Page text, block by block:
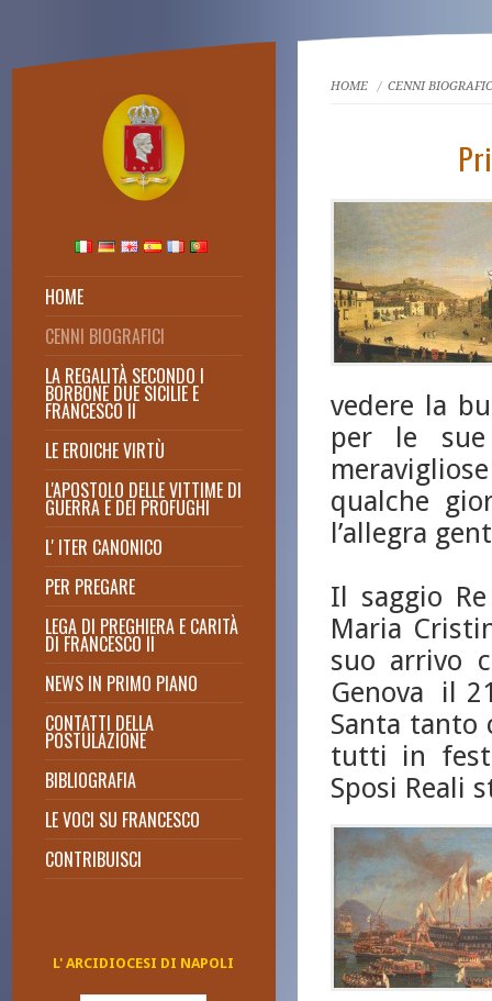
HOME
CENNI BIOGRAFICI
Dagli scritti di Don Massimo
Cuofano
LA REGALITÀ SECONDO I
BORBONE DUE SICILIE E
FRANCESCO II
LE EROICHE VIRTÙ
L'APOSTOLO DELLE VITTIME DI
GUERRA E DEI PROFUGHI
L' ITER CANONICO
PER PREGARE
Lectio Divina anno 2022
Lectio Divina di Don Massimo
2015: Giubileo della Misericordia
LEGA DI PREGHIERA E CARITÀ
DI FRANCESCO II
NEWS IN PRIMO PIANO
CONTATTI DELLA
POSTULAZIONE
BIBLIOGRAFIA
LE VOCI SU FRANCESCO
CONTRIBUISCI
L' ARCIDIOCESI DI NAPOLI
HOME / CENNI
vedere la
per le
qualche
l’allegra
Il saggio
Maria
suo arrivo
Genova il
Santa tanto
tutti in
Sposi Reali